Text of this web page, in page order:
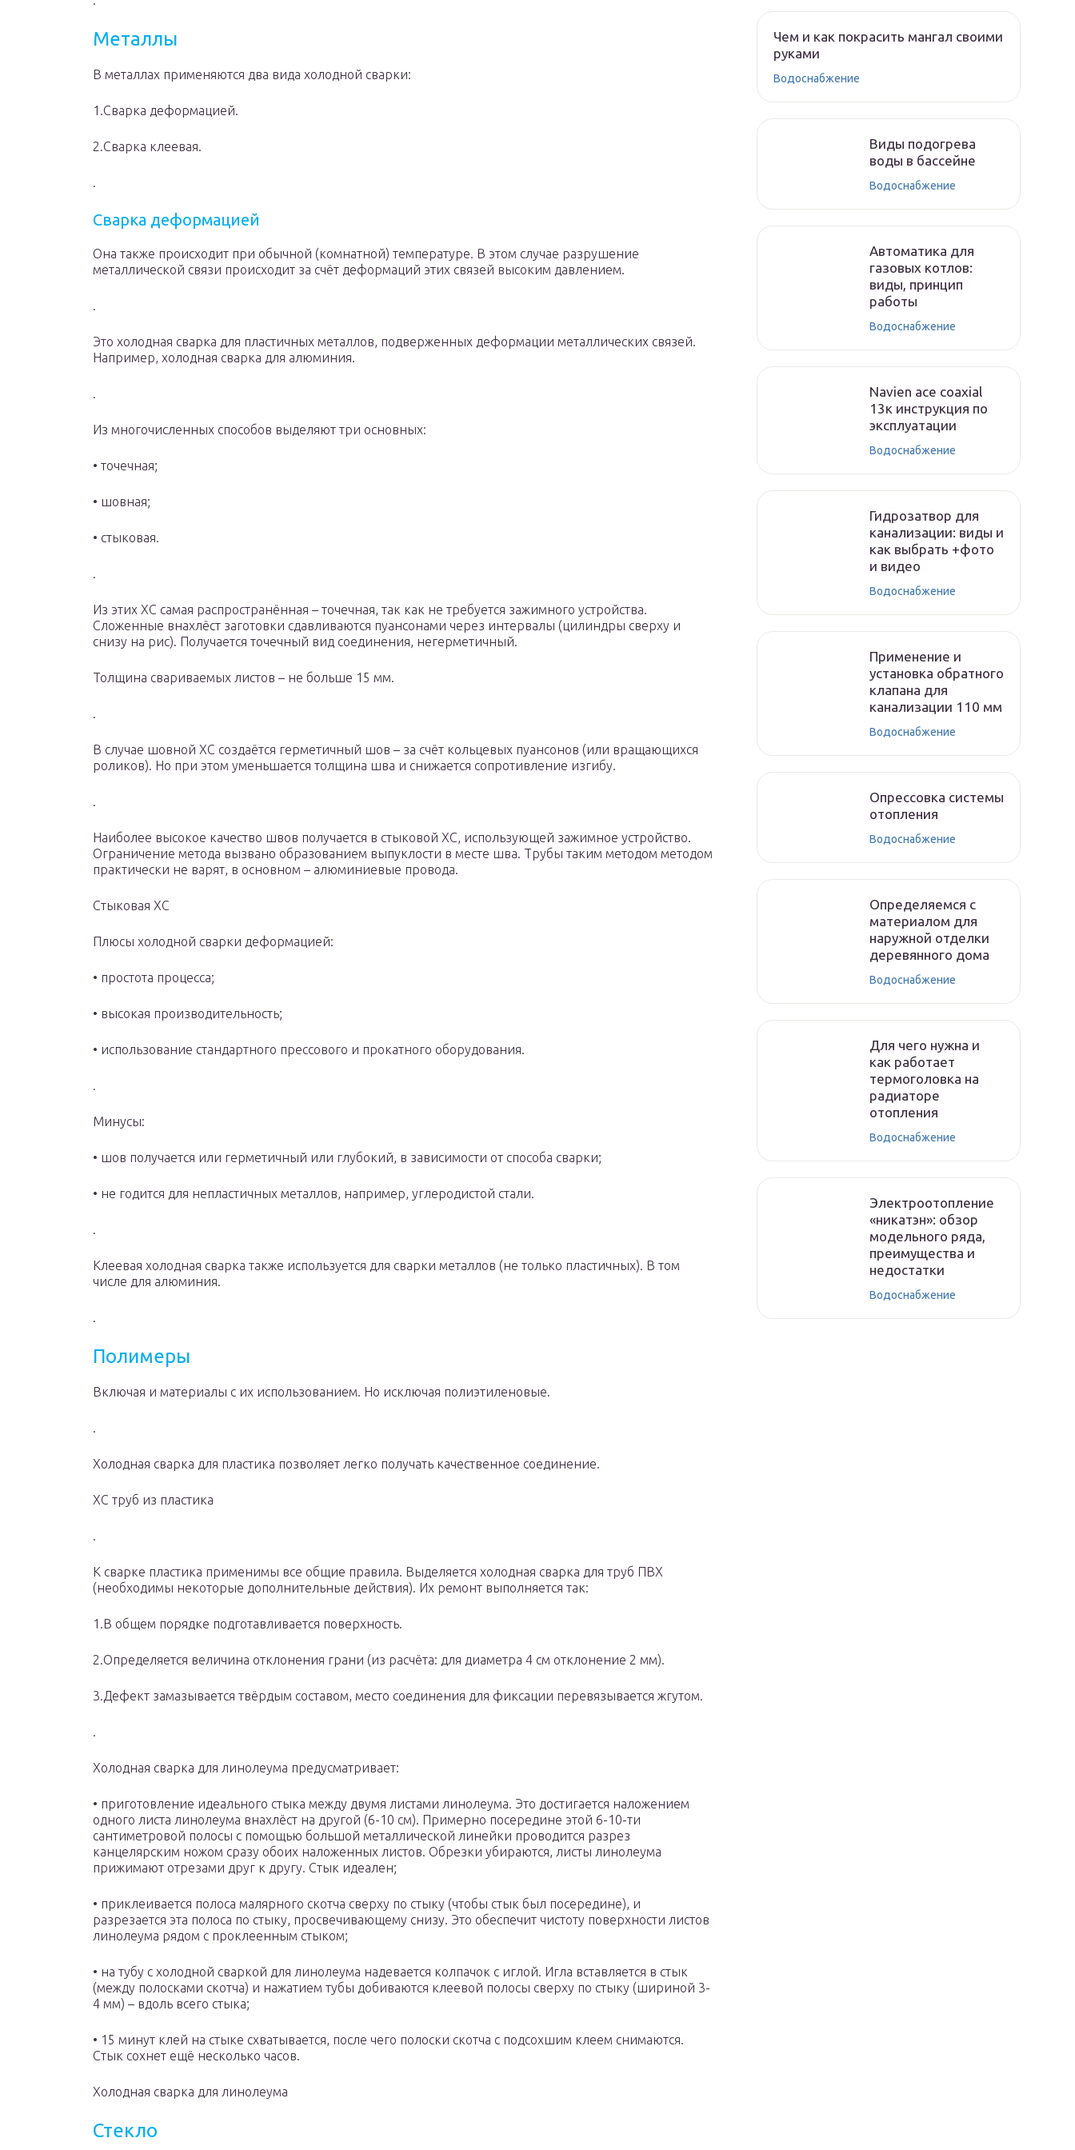
Металлы
В металлах применяются два вида холодной сварки:
1.Сварка деформацией.
2.Сварка клеевая.
.
Сварка деформацией
Она также происходит при обычной (комнатной) температуре. В этом случае разрушение
металлической связи происходит за счёт деформаций этих связей высоким давлением.
.
Это холодная сварка для пластичных металлов, подверженных деформации металлических связей.
Например, холодная сварка для алюминия.
.
Из многочисленных способов выделяют три основных:
• точечная;
• шовная;
• стыковая.
.
Из этих ХС самая распространённая – точечная, так как не требуется зажимного устройства.
Сложенные внахлёст заготовки сдавливаются пуансонами через интервалы (цилиндры сверху и
снизу на рис). Получается точечный вид соединения, негерметичный.
Толщина свариваемых листов – не больше 15 мм.
.
В случае шовной ХС создаётся герметичный шов – за счёт кольцевых пуансонов (или вращающихся
роликов). Но при этом уменьшается толщина шва и снижается сопротивление изгибу.
.
Наиболее высокое качество швов получается в стыковой ХС, использующей зажимное устройство.
Ограничение метода вызвано образованием выпуклости в месте шва. Трубы таким методом методом
практически не варят, в основном – алюминиевые провода.
Стыковая ХС
Плюсы холодной сварки деформацией:
• простота процесса;
• высокая производительность;
• использование стандартного прессового и прокатного оборудования.
.
Минусы:
• шов получается или герметичный или глубокий, в зависимости от способа сварки;
• не годится для непластичных металлов, например, углеродистой стали.
.
Клеевая холодная сварка также используется для сварки металлов (не только пластичных). В том
числе для алюминия.
.
Полимеры
Включая и материалы с их использованием. Но исключая полиэтиленовые.
.
Холодная сварка для пластика позволяет легко получать качественное соединение.
ХС труб из пластика
.
К сварке пластика применимы все общие правила. Выделяется холодная сварка для труб ПВХ
(необходимы некоторые дополнительные действия). Их ремонт выполняется так:
1.В общем порядке подготавливается поверхность.
2.Определяется величина отклонения грани (из расчёта: для диаметра 4 см отклонение 2 мм).
3.Дефект замазывается твёрдым составом, место соединения для фиксации перевязывается жгутом.
.
Холодная сварка для линолеума предусматривает:
• приготовление идеального стыка между двумя листами линолеума. Это достигается наложением
одного листа линолеума внахлёст на другой (6-10 см). Примерно посередине этой 6-10-ти
сантиметровой полосы с помощью большой металлической линейки проводится разрез
канцелярским ножом сразу обоих наложенных листов. Обрезки убираются, листы линолеума
прижимают отрезами друг к другу. Стык идеален;
• приклеивается полоса малярного скотча сверху по стыку (чтобы стык был посередине), и
разрезается эта полоса по стыку, просвечивающему снизу. Это обеспечит чистоту поверхности листов
линолеума рядом с проклеенным стыком;
• на тубу с холодной сваркой для линолеума надевается колпачок с иглой. Игла вставляется в стык
(между полосками скотча) и нажатием тубы добиваются клеевой полосы сверху по стыку (шириной 3-
4 мм) – вдоль всего стыка;
• 15 минут клей на стыке схватывается, после чего полоски скотча с подсохшим клеем снимаются.
Стык сохнет ещё несколько часов.
Холодная сварка для линолеума
Стекло
Чем и как покрасить мангал своими
руками
Водоснабжение
Виды подогрева
воды в бассейне
Водоснабжение
Автоматика для
газовых котлов:
виды, принцип
работы
Водоснабжение
Navien ace coaxial
13к инструкция по
эксплуатации
Водоснабжение
Гидрозатвор для
канализации: виды и
как выбрать +фото
и видео
Водоснабжение
Применение и
установка обратного
клапана для
канализации 110 мм
Водоснабжение
Опрессовка системы
отопления
Водоснабжение
Определяемся с
материалом для
наружной отделки
деревянного дома
Водоснабжение
Для чего нужна и
как работает
термоголовка на
радиаторе
отопления
Водоснабжение
Электроотопление
«никатэн»: обзор
модельного ряда,
преимущества и
недостатки
Водоснабжение